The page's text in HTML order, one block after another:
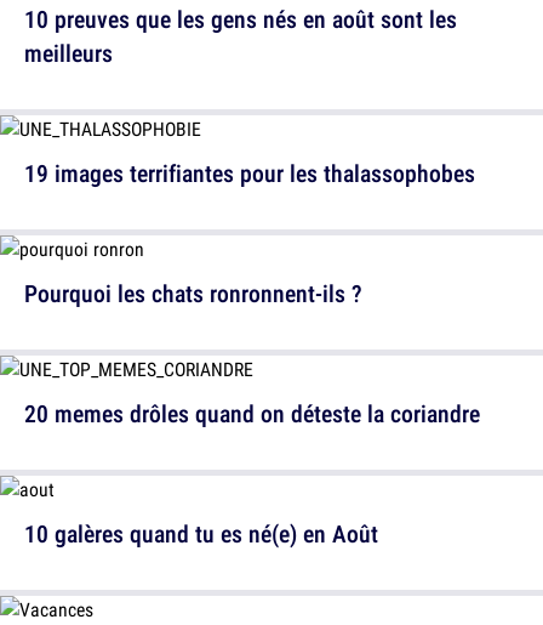
19 images terrifiantes pour les thalassophobes
20 memes drôles quand on déteste la coriandre
10 preuves que les gens nés en août sont les
meilleurs
Pourquoi les chats ronronnent-ils ?
10 galères quand tu es né(e) en Août